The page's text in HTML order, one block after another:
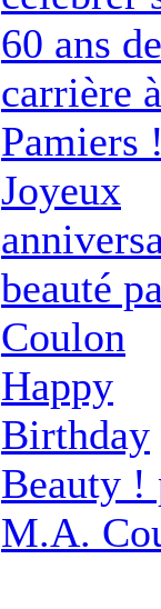
60 ans de
carrière à
Pamiers
Joyeux
beauté
Coulon
Happy
Birthday
Beauty !
M.A.